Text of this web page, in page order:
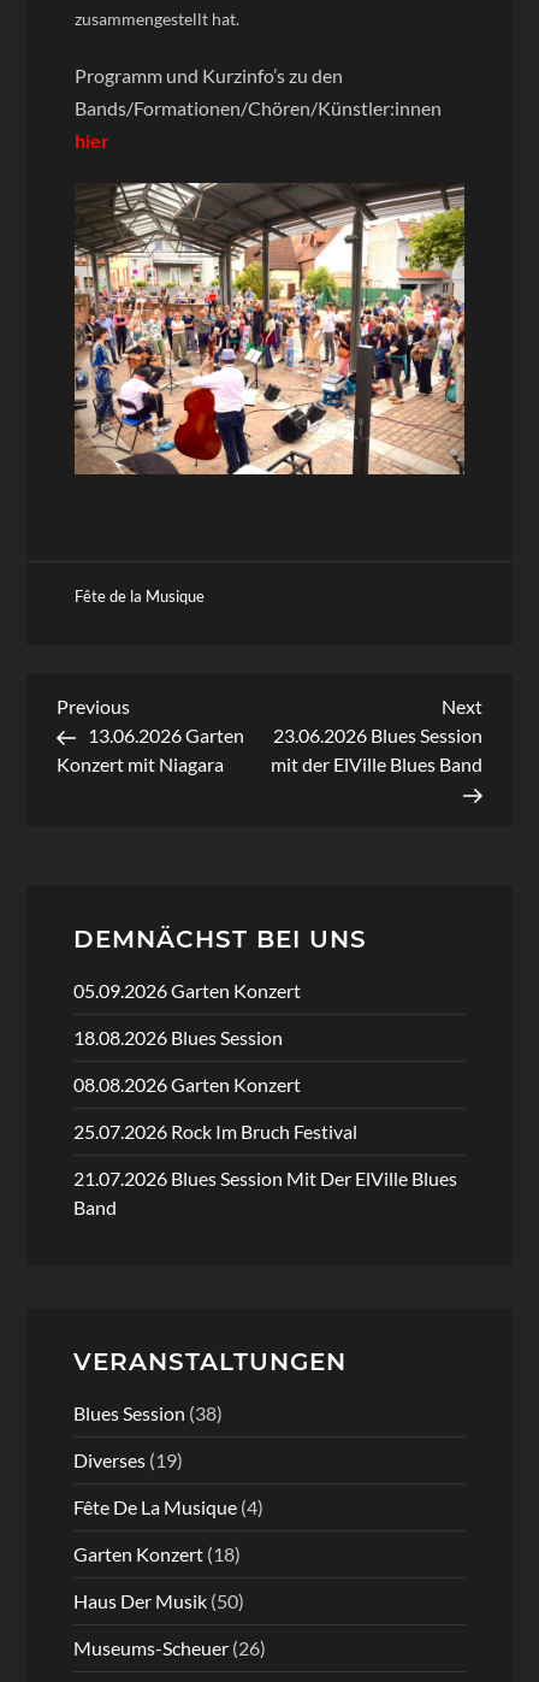
zusammengestellt hat.
Programm und Kurzinfo’s zu den
Bands/Formationen/Chören/Künstler:innen
hier
Fête de la Musique
Beitragsnavigation
Previous
Post
Previous
13.06.2026 Garten
Konzert mit Niagara
Next
Post
Next
23.06.2026 Blues Session
mit der ElVille Blues Band
DEMNÄCHST BEI UNS
05.09.2026 Garten Konzert
18.08.2026 Blues Session
08.08.2026 Garten Konzert
25.07.2026 Rock Im Bruch Festival
21.07.2026 Blues Session Mit Der ElVille Blues
Band
VERANSTALTUNGEN
Blues Session (38)
Diverses(19)
Fête De La Musique(4)
Garten Konzert(18)
Haus Der Musik(50)
Museums-Scheuer(26)